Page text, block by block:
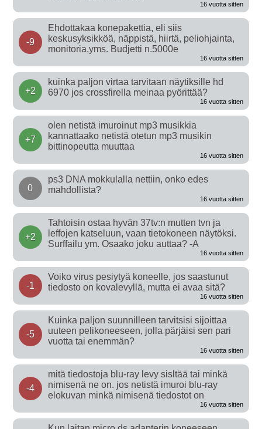
16 vuotta sitten
-9
Ehdottakaa konepakettia, eli siis
keskusyksikköä, näppistä, hiirtä, peliohjainta,
monitoria,yms. Budjetti n.5000e
16 vuotta sitten
+2
kuinka paljon virtaa tarvitaan näytiksille hd
6970 jos crossfirella meinaa pyörittää?
16 vuotta sitten
+7
olen netistä imuroinut mp3 musikkia
kannattaako netistä otetun mp3 musikin
bittinopeutta muuttaa
16 vuotta sitten
0
ps3 DNA mokkulalla nettiin, onko edes
mahdollista?
16 vuotta sitten
+2
Tahtoisin ostaa hyvän 37tv:n mutten tvn ja
leffojen katseluun, vaan tietokoneen näytöksi.
Surffailu ym. Osaako joku auttaa? -A
16 vuotta sitten
-1
Voiko virus pesiytyä koneelle, jos saastunut
tiedosto on kovalevyllä, mutta ei avaa sitä?
16 vuotta sitten
-5
Kuinka paljon suunnilleen tarvitsisi sijoittaa
uuteen pelikoneeseen, jolla pärjäisi sen pari
vuotta tai enemmän?
16 vuotta sitten
-4
mitä tiedostoja blu-ray levy sisltää tai minkä
nimisenä ne on. jos netistä imuroi blu-ray
elokuvan minkä nimisenä tiedostot on
16 vuotta sitten